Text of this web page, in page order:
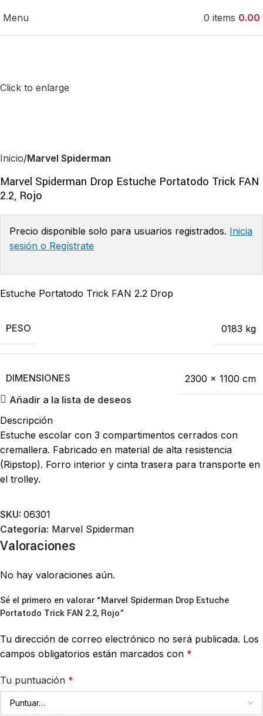
Menu 0 items 0.00
Click to enlarge
Inicio Marvel Spiderman
Marvel Spiderman Drop Estuche Portatodo Trick FAN
2.2, Rojo
Precio disponible solo para usuarios registrados. Inicia
sesión o Regístrate
Estuche Portatodo Trick FAN 2.2 Drop
PESO 0183 kg
DIMENSIONES
2300 × 1100 cm
Añadir a la lista de deseos
Descripción
Estuche escolar con 3 compartimentos cerrados con
cremallera. Fabricado en material de alta resistencia
(Ripstop). Forro interior y cinta trasera para transporte en
el trolley.
SKU: 06301
Categoría: Marvel Spiderman
Valoraciones
No hay valoraciones aún.
Sé el primero en valorar “Marvel Spiderman Drop Estuche
Portatodo Trick FAN 2.2, Rojo”
Tu dirección de correo electrónico no será publicada. Los
campos obligatorios están marcados con *
Tu puntuación *